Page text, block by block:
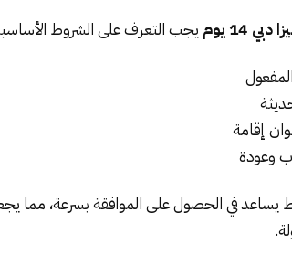
14 يوم
يجب التعرف على الشروط
إقامة
وعودة
يساعد في الحصول على الموافقة بسرعة، مما